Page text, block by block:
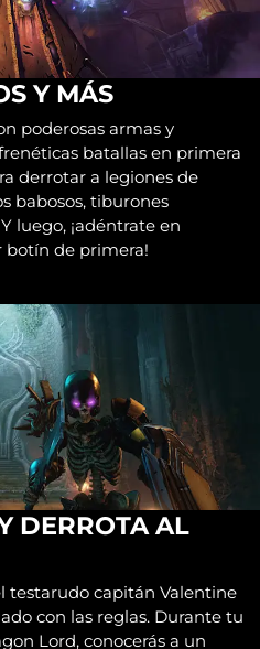
Y MÁS
poderosas armas y
batallas en primera
derrotar a legiones de
babosos, tiburones
luego, ¡adéntrate en
botín de primera!
DERROTA AL
testarudo capitán Valentine
con las reglas. Durante tu
Lord, conocerás a un